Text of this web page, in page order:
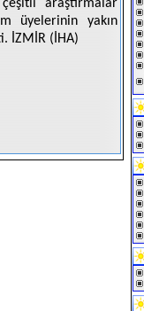
araştırmalar
üyelerinin yakın
İZMİR (İHA)